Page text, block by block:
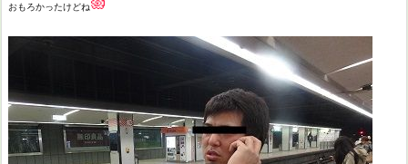
おもろかったけどね